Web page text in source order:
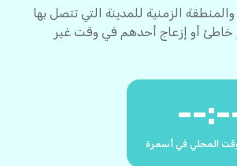
الزمنية للمدينة التي تتصل بها
خاطئ أو إزعاج أحدهم في وقت غير
--
المحلي في أسمرة